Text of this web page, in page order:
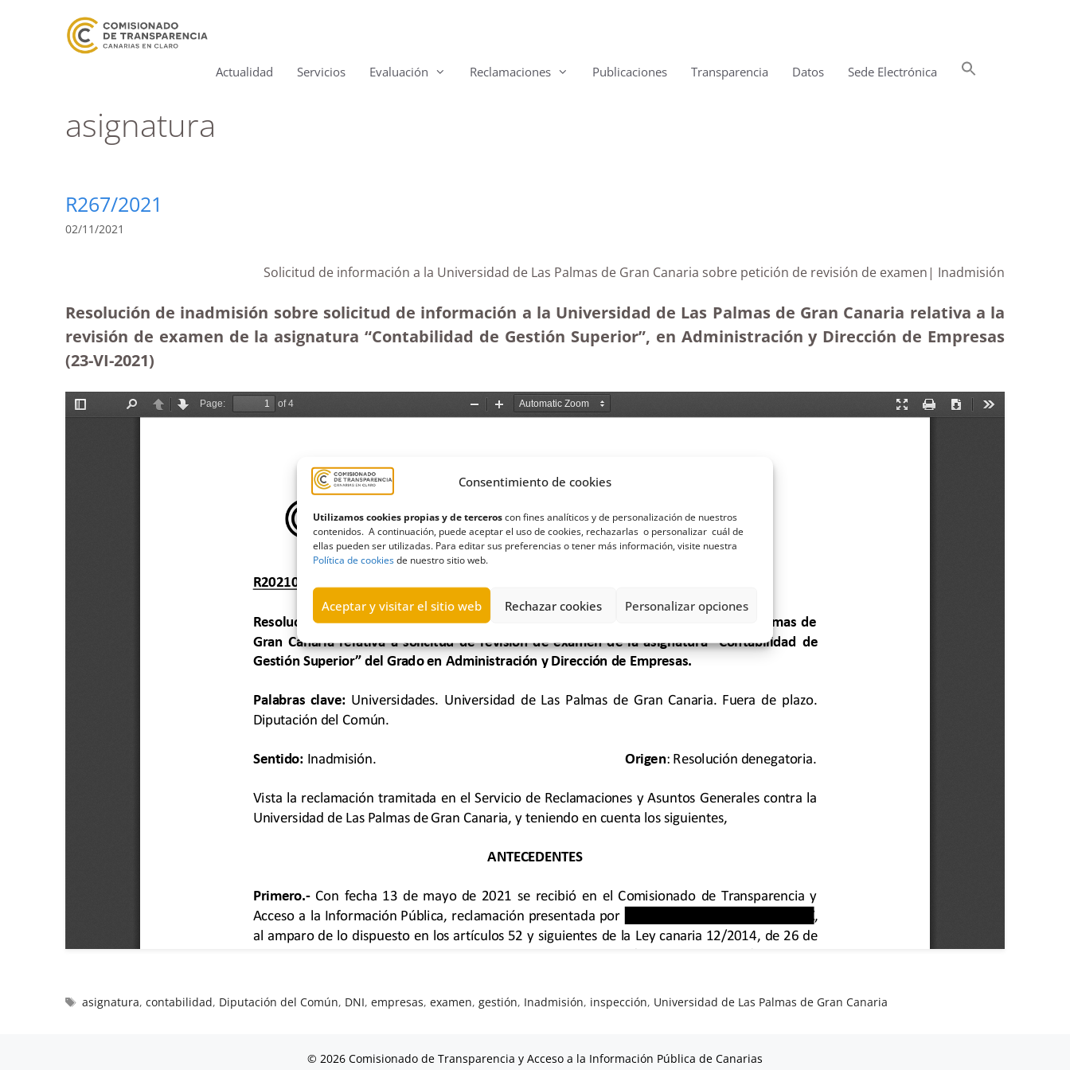
Consentimiento de cookies
Utilizamos cookies propias y de terceroscon fines analíticos y de personalización de nuestros
contenidos. A continuación, puede aceptar el uso de cookies, rechazarlas o personalizar cuál de
ellas pueden ser utilizadas. Para editar sus preferencias o tener más información, visite nuestra
Política de cookiesde nuestro sitio web.
Aceptar y visitar el sitio web Rechazar cookies Personalizar opciones
Actualidad Servicios Evaluación Reclamaciones Publicaciones Transparencia Datos Sede Electrónica
asignatura
R267/2021
02/11/2021
Solicitud de información a la Universidad de Las Palmas de Gran Canaria sobre petición de revisión de examen| Inadmisión
Resolución de inadmisión sobre solicitud de información a la Universidad de Las Palmas de Gran Canaria relativa a la
revisión de examen de la asignatura “Contabilidad de Gestión Superior”, en Administración y Dirección de Empresas
(23-VI-2021)
asignatura,contabilidad, Diputación del Común, DNI,empresas,examen,gestión, Inadmisión, inspección, Universidad de Las Palmas de Gran Canaria
© 2026 Comisionado de Transparencia y Acceso a la Información Pública de Canarias